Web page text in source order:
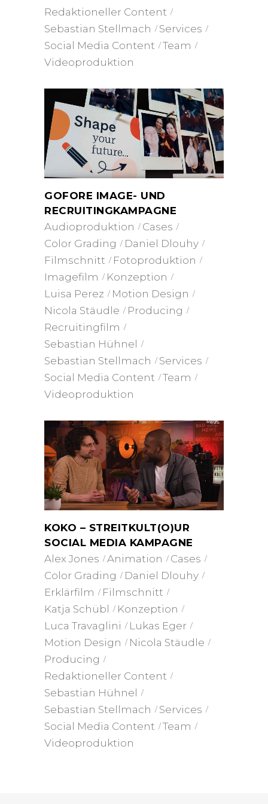
Redaktioneller Content
Sebastian Stellmach
Services
Social Media Content
Team
Videoproduktion
GOFORE IMAGE- UND
RECRUITINGKAMPAGNE
Audioproduktion
Cases
Color Grading
Daniel Dlouhy
Filmschnitt
Fotoproduktion
Imagefilm
Konzeption
Luisa Perez
Motion Design
Nicola Stäudle
Producing
Recruitingfilm
Sebastian Hühnel
Sebastian Stellmach
Services
Social Media Content
Team
Videoproduktion
KOKO – STREITKULT(O)UR
SOCIAL MEDIA KAMPAGNE
Alex Jones
Animation
Cases
Color Grading
Daniel Dlouhy
Erklärfilm
Filmschnitt
Katja Schübl
Konzeption
Luca Travaglini
Lukas Eger
Motion Design
Nicola Stäudle
Producing
Redaktioneller Content
Sebastian Hühnel
Sebastian Stellmach
Services
Social Media Content
Team
Videoproduktion